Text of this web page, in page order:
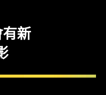
新